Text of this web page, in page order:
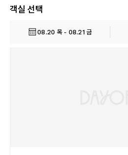
객실 선택
08.20 목 - 08.21 금